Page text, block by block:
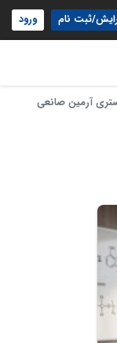
ثبت نام ورود
آرمین صانعی